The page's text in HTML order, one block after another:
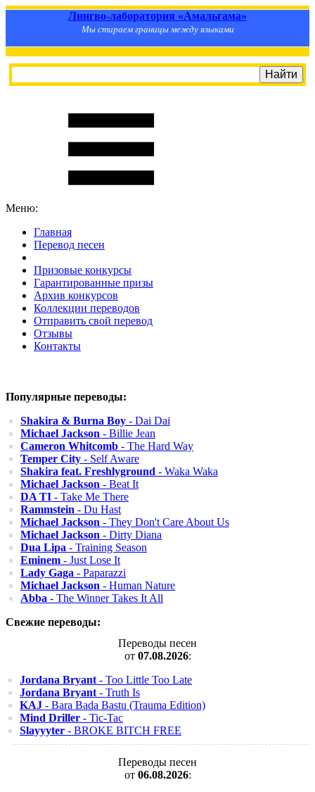
Лингво-лаборатория «Амальгама»
Мы стираем границы между языками
Меню:
Главная
Перевод песен
Призовые конкурсы
Гарантированные призы
Архив конкурсов
Коллекции переводов
Отправить свой перевод
Отзывы
Контакты
Популярные переводы:
Shakira & Burna Boy - Dai Dai
Michael Jackson - Billie Jean
Cameron Whitcomb - The Hard Way
Temper City - Self Aware
Shakira feat. Freshlyground - Waka Waka
Michael Jackson - Beat It
DA TI - Take Me There
Rammstein - Du Hast
Michael Jackson - They Don't Care About Us
Michael Jackson - Dirty Diana
Dua Lipa - Training Season
Eminem - Just Lose It
Lady Gaga - Paparazzi
Michael Jackson - Human Nature
Abba - The Winner Takes It All
Свежие переводы:
Переводы песен
от 07.08.2026:
Jordana Bryant - Too Little Too Late
Jordana Bryant - Truth Is
KAJ - Bara Bada Bastu (Trauma Edition)
Mind Driller - Tic-Tac
Slayyyter - BROKE BITCH FREE
Переводы песен
от 06.08.2026: